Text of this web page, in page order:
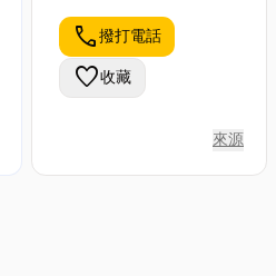
call撥打電話
favorite收藏
來源